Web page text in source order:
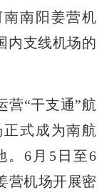
南南阳姜营机
内支线机场的
营“干支通”航
式成为南航
。6月5日至6
营机场开展密